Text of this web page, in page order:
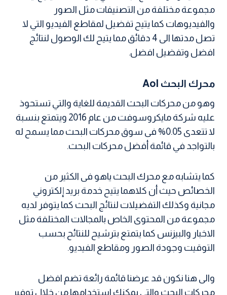
مجموعة مختلفة من التصنيفات مثل الصور
والفيديوهات كما يتيح تفضيل لمقاطع الفيديو التي لا
تصل مدتها الى 4 دقائق مما يتيح لك الوصول لنتائج
افضل وتفضيل افضل.
محرك البحث Aol
وهو من محركات البحث القديمة للغاية والتي تستحوذ
عليه شركة مايكروسوفت من عام 2016 ويتمتع بنسبة
لا تتعدى 0.05% فى سوق محركات البحث مما يسمح له
بالتواجد في قائمة أفضل محركات البحث.
كما يتشابه مع محرك البحث ياهو فى الكثير من
الخصائص حيث أن كلاهما يتيح خدمة بريد إلكتروني
مجانية وكذلك التفضيلات لنتائج البحث كما يتوفر لديه
مجموعة من المحتوى الخاص بالمجالات المختلفة مثل
الاخبار والبيزنس كما يتمتع بترشيح للنتائح بحسب
التوقيت وجودة الصور ومقاطع الفيديو.
والى هنا نكون قد عرضنا قائمة رائعة تضم افضل
محركات البحث والتي يمكنك استخدامها من خلال توفير